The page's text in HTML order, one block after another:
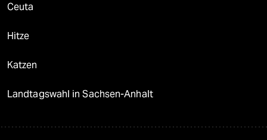
Ceuta
Hitze
Katzen
Landtagswahl in Sachsen-Anhalt